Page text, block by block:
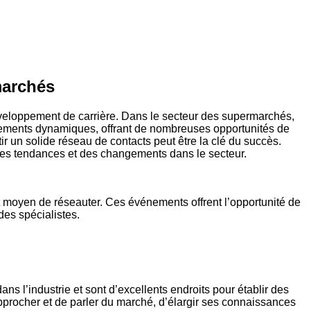
de carrière. Dans le secteur des supermarchés,
dynamiques, offrant de nombreuses opportunités de
un solide réseau de contacts peut être la clé du succès.
tendances et des changements dans le secteur.
de réseauter. Ces événements offrent l’opportunité de
spécialistes.
l’industrie et sont d’excellents endroits pour établir des
et de parler du marché, d’élargir ses connaissances